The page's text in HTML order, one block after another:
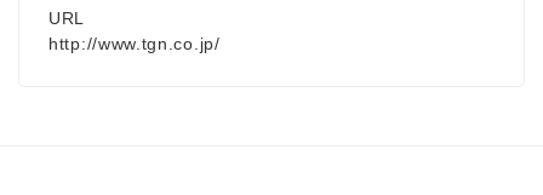
URL
http://www.tgn.co.jp/